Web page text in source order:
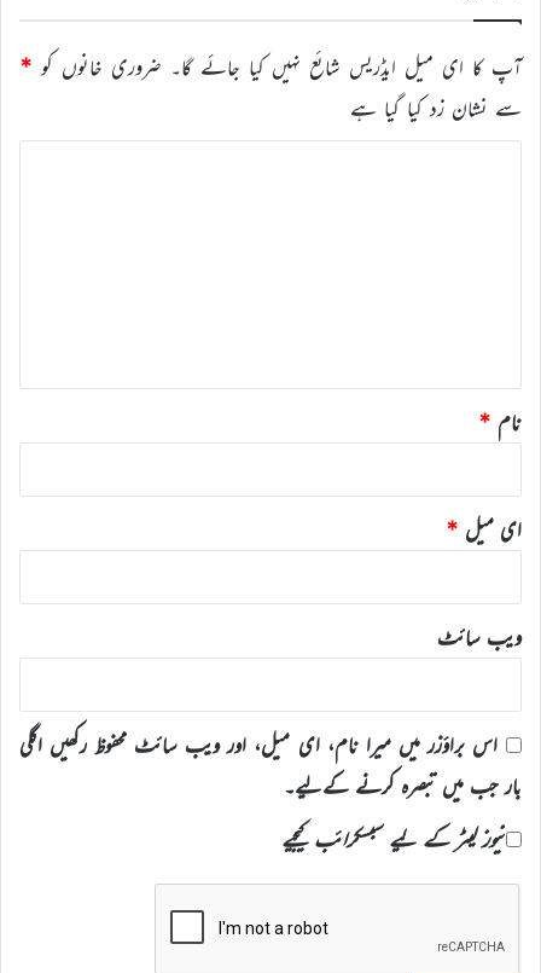
آپ کا ای میل ایڈریس شائع نہیں کیا جائے گا۔ ضروری خانوں کو *
سے نشان زد کیا گیا ہے
نام *
ای میل *
ویب‌ سائٹ
اس براؤزر میں میرا نام، ای میل، اور ویب سائٹ محفوظ رکھیں اگلی
بار جب میں تبصرہ کرنے کےلیے۔
نیوز لیٹر کے لیے سبسکرائب کیجیے